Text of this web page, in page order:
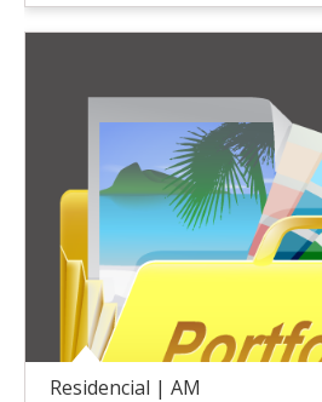
Residencial | AM